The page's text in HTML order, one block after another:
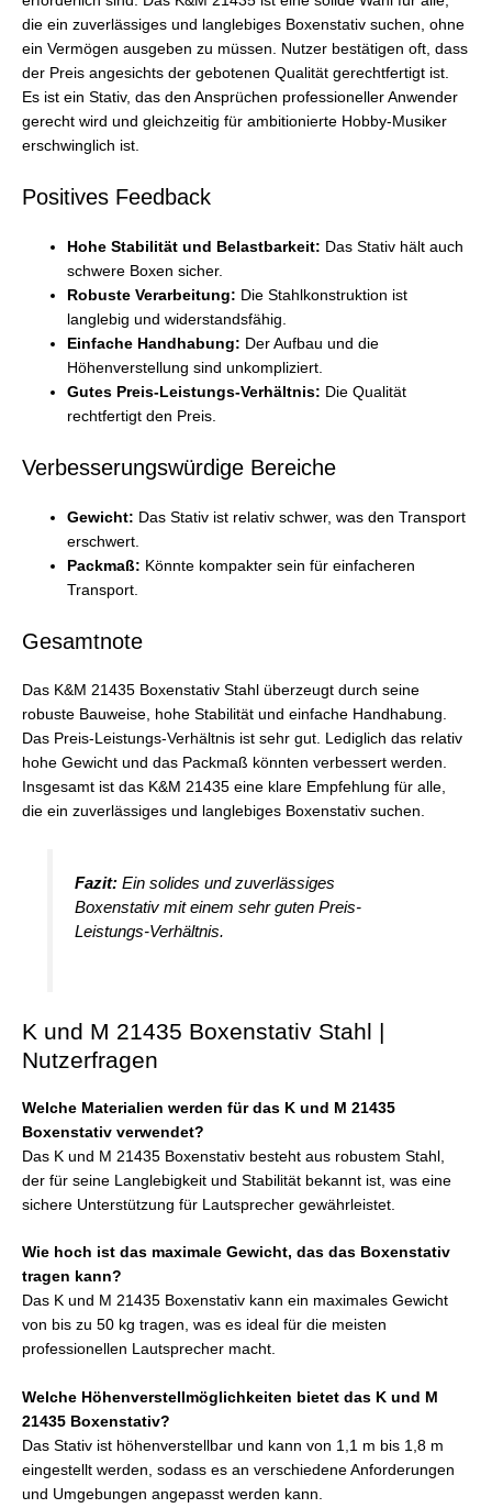
die ein zuverlässiges und langlebiges Boxenstativ suchen, ohne
ein Vermögen ausgeben zu müssen. Nutzer bestätigen oft, dass
der Preis angesichts der gebotenen Qualität gerechtfertigt ist.
Es ist ein Stativ, das den Ansprüchen professioneller Anwender
gerecht wird und gleichzeitig für ambitionierte Hobby-Musiker
erschwinglich ist.
Positives Feedback
Hohe Stabilität und Belastbarkeit: Das Stativ hält auch
schwere Boxen sicher.
Robuste Verarbeitung: Die Stahlkonstruktion ist
langlebig und widerstandsfähig.
Einfache Handhabung: Der Aufbau und die
Höhenverstellung sind unkompliziert.
Gutes Preis-Leistungs-Verhältnis: Die Qualität
rechtfertigt den Preis.
Verbesserungswürdige Bereiche
Gewicht: Das Stativ ist relativ schwer, was den Transport
erschwert.
Packmaß: Könnte kompakter sein für einfacheren
Transport.
Gesamtnote
Das K&M 21435 Boxenstativ Stahl überzeugt durch seine
robuste Bauweise, hohe Stabilität und einfache Handhabung.
Das Preis-Leistungs-Verhältnis ist sehr gut. Lediglich das relativ
hohe Gewicht und das Packmaß könnten verbessert werden.
Insgesamt ist das K&M 21435 eine klare Empfehlung für alle,
die ein zuverlässiges und langlebiges Boxenstativ suchen.
Fazit:Ein solides und zuverlässiges
Boxenstativ mit einem sehr guten Preis-
Leistungs-Verhältnis.
K und M 21435 Boxenstativ Stahl |
Nutzerfragen
Welche Materialien werden für das K und M 21435
Boxenstativ verwendet?
Das K und M 21435 Boxenstativ besteht aus robustem Stahl,
der für seine Langlebigkeit und Stabilität bekannt ist, was eine
sichere Unterstützung für Lautsprecher gewährleistet.
Wie hoch ist das maximale Gewicht, das das Boxenstativ
tragen kann?
Das K und M 21435 Boxenstativ kann ein maximales Gewicht
von bis zu 50 kg tragen, was es ideal für die meisten
professionellen Lautsprecher macht.
Welche Höhenverstellmöglichkeiten bietet das K und M
21435 Boxenstativ?
Das Stativ ist höhenverstellbar und kann von 1,1 m bis 1,8 m
eingestellt werden, sodass es an verschiedene Anforderungen
und Umgebungen angepasst werden kann.